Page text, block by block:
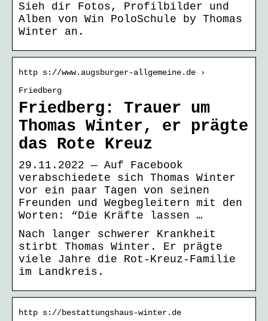
Sieh dir Fotos, Profilbilder und
Alben von Win PoloSchule by Thomas
Winter an.
http s://www.augsburger-allgemeine.de ›
Friedberg
Friedberg: Trauer um
Thomas Winter, er prägte
das Rote Kreuz
29.11.2022 — Auf Facebook
verabschiedete sich Thomas Winter
vor ein paar Tagen von seinen
Freunden und Wegbegleitern mit den
Worten: “Die Kräfte lassen …
Nach langer schwerer Krankheit
stirbt Thomas Winter. Er prägte
viele Jahre die Rot-Kreuz-Familie
im Landkreis.
http s://bestattungshaus-winter.de